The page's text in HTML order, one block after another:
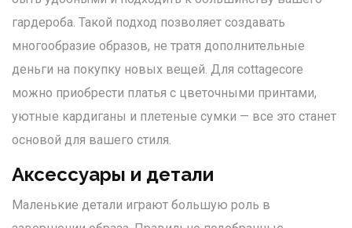
гардероба. Такой подход позволяет создавать
многообразие образов, не тратя дополнительные
деньги на покупку новых вещей. Для cottagecore
можно приобрести платья с цветочными принтами,
уютные кардиганы и плетеные сумки — все это станет
основой для вашего стиля.
Аксессуары и детали
Маленькие детали играют большую роль в